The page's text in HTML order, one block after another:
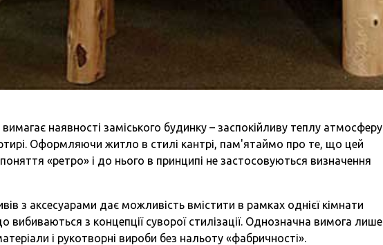
вимагає наявності заміського будинку – заспокійливу теплу атмосферу
Оформляючи житло в стилі кантрі, пам'ятаймо про те, що цей
«ретро» і до нього в принципі не застосовуються визначення
з аксесуарами дає можливість вмістити в рамках однієї кімнати
вибиваються з концепції суворої стилізації. Однозначна вимога лише
і рукотворні вироби без нальоту «фабричності».